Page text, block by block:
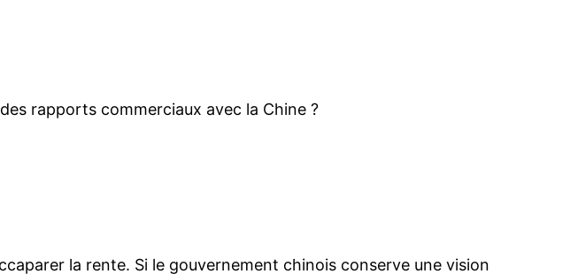
rapports commerciaux avec la Chine ?
la rente. Si le gouvernement chinois conserve une vision